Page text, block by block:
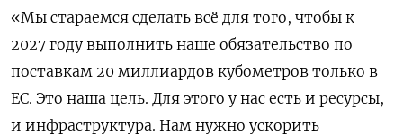
«Мы стараемся сделать всё для того, чтобы к
2027 году выполнить наше обязательство по
поставкам 20 миллиардов кубометров только в
ЕС. Это наша цель. Для этого у нас есть и ресурсы,
и инфраструктура. Нам нужно ускорить